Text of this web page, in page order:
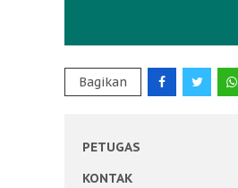
Bagikan
PETUGAS
KONTAK